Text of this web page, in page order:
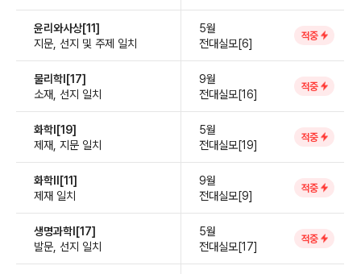
윤리와사상[11]
지문, 선지 및 주제 일치
5월
전대실모[6]
적중
물리학Ⅰ[17]
소재, 선지 일치
9월
전대실모[16]
적중
화학Ⅰ[19]
제재, 지문 일치
5월
전대실모[19]
적중
화학Ⅱ[11]
제재 일치
9월
전대실모[9]
적중
생명과학Ⅰ[17]
발문, 선지 일치
5월
전대실모[17]
적중